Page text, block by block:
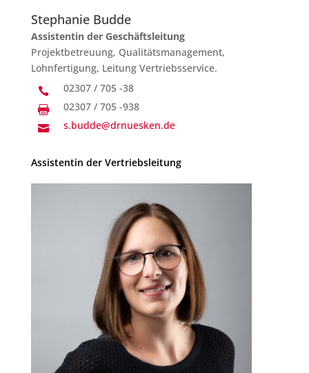
Stephanie Budde
Assistentin der Geschäftsleitung
Projektbetreuung, Qualitätsmanagement,
Lohnfertigung, Leitung Vertriebsservice.
 02307 / 705 -38
 02307 / 705 -938
 s.budde@drnuesken.de
Assistentin der Vertriebsleitung